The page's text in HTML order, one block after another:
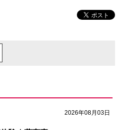
2026年08月03日